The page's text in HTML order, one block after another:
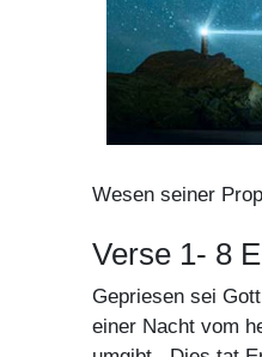
Wesen seiner
Verse 1- 8
Gepriesen sei
einer Nacht vom